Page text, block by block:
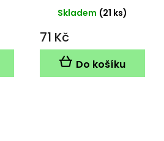
Skladem (21 ks)
71 Kč
Do košíku